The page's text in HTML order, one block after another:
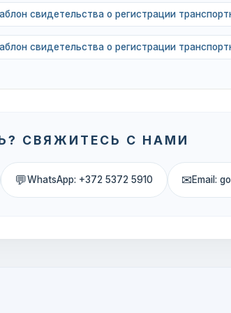
свидетельства о регистрации
свидетельства о регистрации
СВЯЖИТЕСЬ С НАМИ
💬WhatsApp: +372 5372 5910 ✉Email: